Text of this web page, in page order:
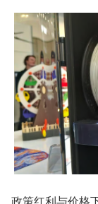
政策红利与价格